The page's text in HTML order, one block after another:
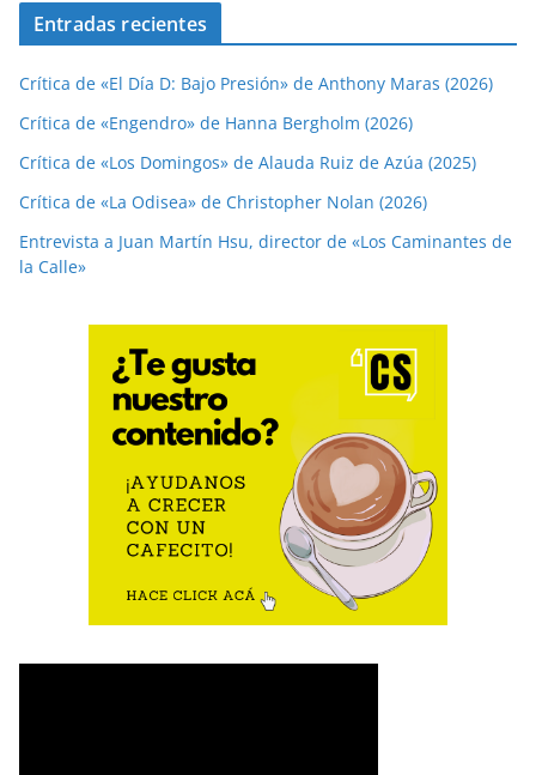
Entradas recientes
Crítica de «El Día D: Bajo Presión» de Anthony Maras (2026)
Crítica de «Engendro» de Hanna Bergholm (2026)
Crítica de «Los Domingos» de Alauda Ruiz de Azúa (2025)
Crítica de «La Odisea» de Christopher Nolan (2026)
Entrevista a Juan Martín Hsu, director de «Los Caminantes de
la Calle»